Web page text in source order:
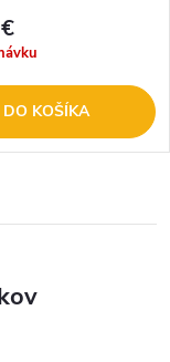
DO KOŠÍKA